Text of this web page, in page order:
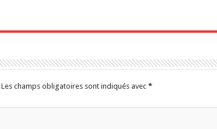
Les champs obligatoires sont indiqués avec *